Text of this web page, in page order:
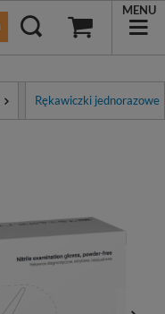
MENU
Rękawiczki jednorazowe